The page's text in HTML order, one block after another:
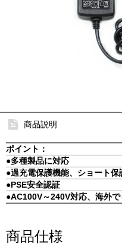
商品説明
ポイント：
●多種製品に対応
●過充電保護機能、ショート保
●PSE安全認証
●AC100V～240V対応、海外
商品仕様